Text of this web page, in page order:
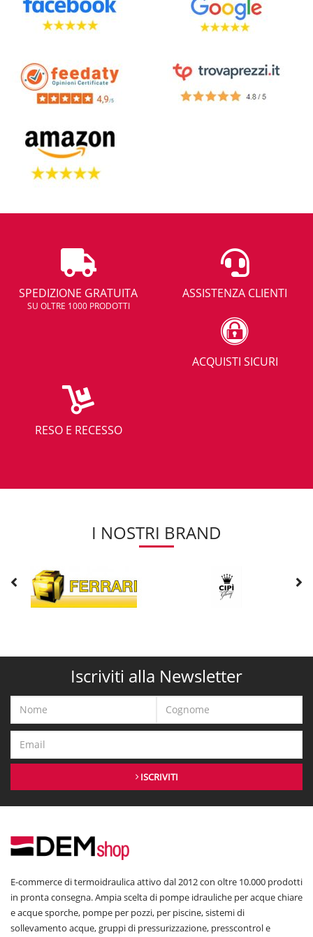
SPEDIZIONE GRATUITA
SU OLTRE 1000 PRODOTTI
ASSISTENZA CLIENTI
ACQUISTI SICURI
RESO E RECESSO
I NOSTRI BRAND
Iscriviti alla Newsletter
ISCRIVITI
E-commerce di termoidraulica attivo dal 2012 con oltre 10.000 prodotti
in pronta consegna. Ampia scelta di pompe idrauliche per acque chiare
e acque sporche, pompe per pozzi, per piscine, sistemi di
sollevamento acque, gruppi di pressurizzazione, presscontrol e